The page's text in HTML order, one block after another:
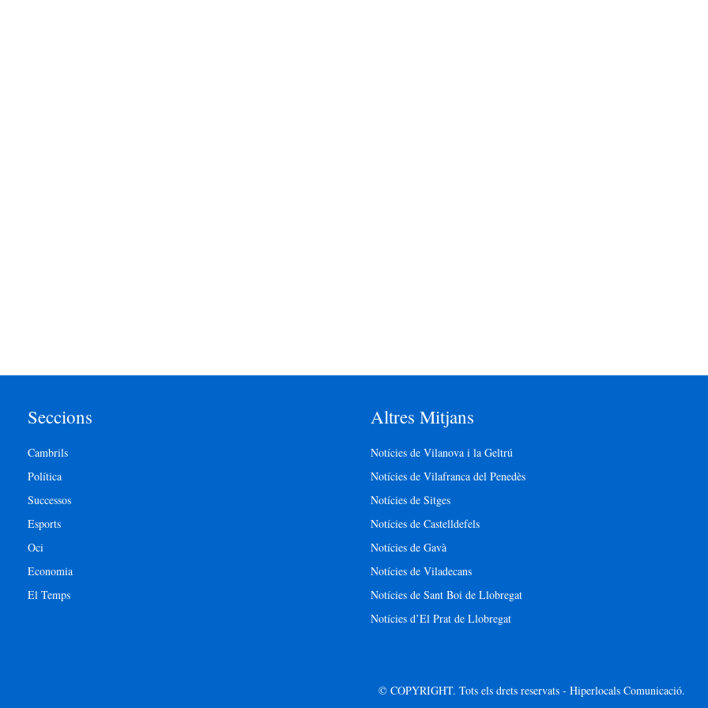
Seccions
Cambrils
Política
Successos
Esports
Oci
Economia
El Temps
Altres Mitjans
Notícies de Vilanova i la Geltrú
Notícies de Vilafranca del Penedès
Notícies de Sitges
Notícies de Castelldefels
Notícies de Gavà
Notícies de Viladecans
Notícies de Sant Boi de Llobregat
Notícies d’El Prat de Llobregat
© COPYRIGHT. Tots els drets reservats - Hiperlocals Comunicació.